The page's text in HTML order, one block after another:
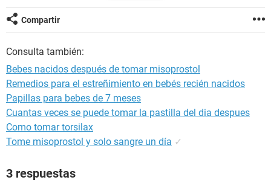
que ese estudio salio bien que mi bb bien bien , estou muy
arrepentida y leeido aue ay bbs que nacen sanos despues de
tome solo fueron 4 :( ayudenme porfis espero que mi bb
venga boen
Compartir
Consulta también:
Bebes nacidos después de tomar misoprostol
Remedios para el estreñimiento en bebés recién nacidos
Papillas para bebes de 7 meses
Cuantas veces se puede tomar la pastilla del dia despues
Como tomar torsilax
Tome misoprostol y solo sangre un día ✓
3 respuestas